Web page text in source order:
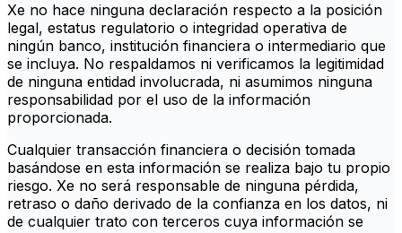
Xe no hace ninguna declaración respecto a la posición
legal, estatus regulatorio o integridad operativa de
ningún banco, institución financiera o intermediario que
se incluya. No respaldamos ni verificamos la legitimidad
de ninguna entidad involucrada, ni asumimos ninguna
responsabilidad por el uso de la información
proporcionada.
Cualquier transacción financiera o decisión tomada
basándose en esta información se realiza bajo tu propio
riesgo. Xe no será responsable de ninguna pérdida,
retraso o daño derivado de la confianza en los datos, ni
de cualquier trato con terceros cuya información se